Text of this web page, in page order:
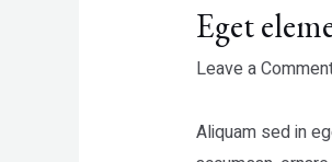
Eget
Leave a
Aliquam sed in